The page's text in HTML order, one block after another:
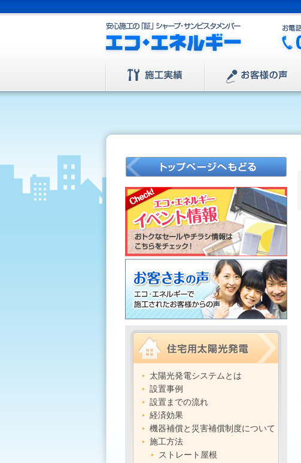
太陽光発電システムとは
設置事例
設置までの流れ
経済効果
機器補償と災害補償制度について
施工方法
ストレート屋根